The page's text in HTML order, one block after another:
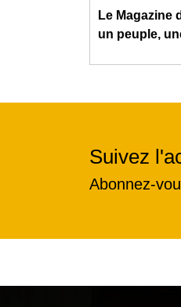
Le Magazine
un peuple,
Suivez
Abonnez-